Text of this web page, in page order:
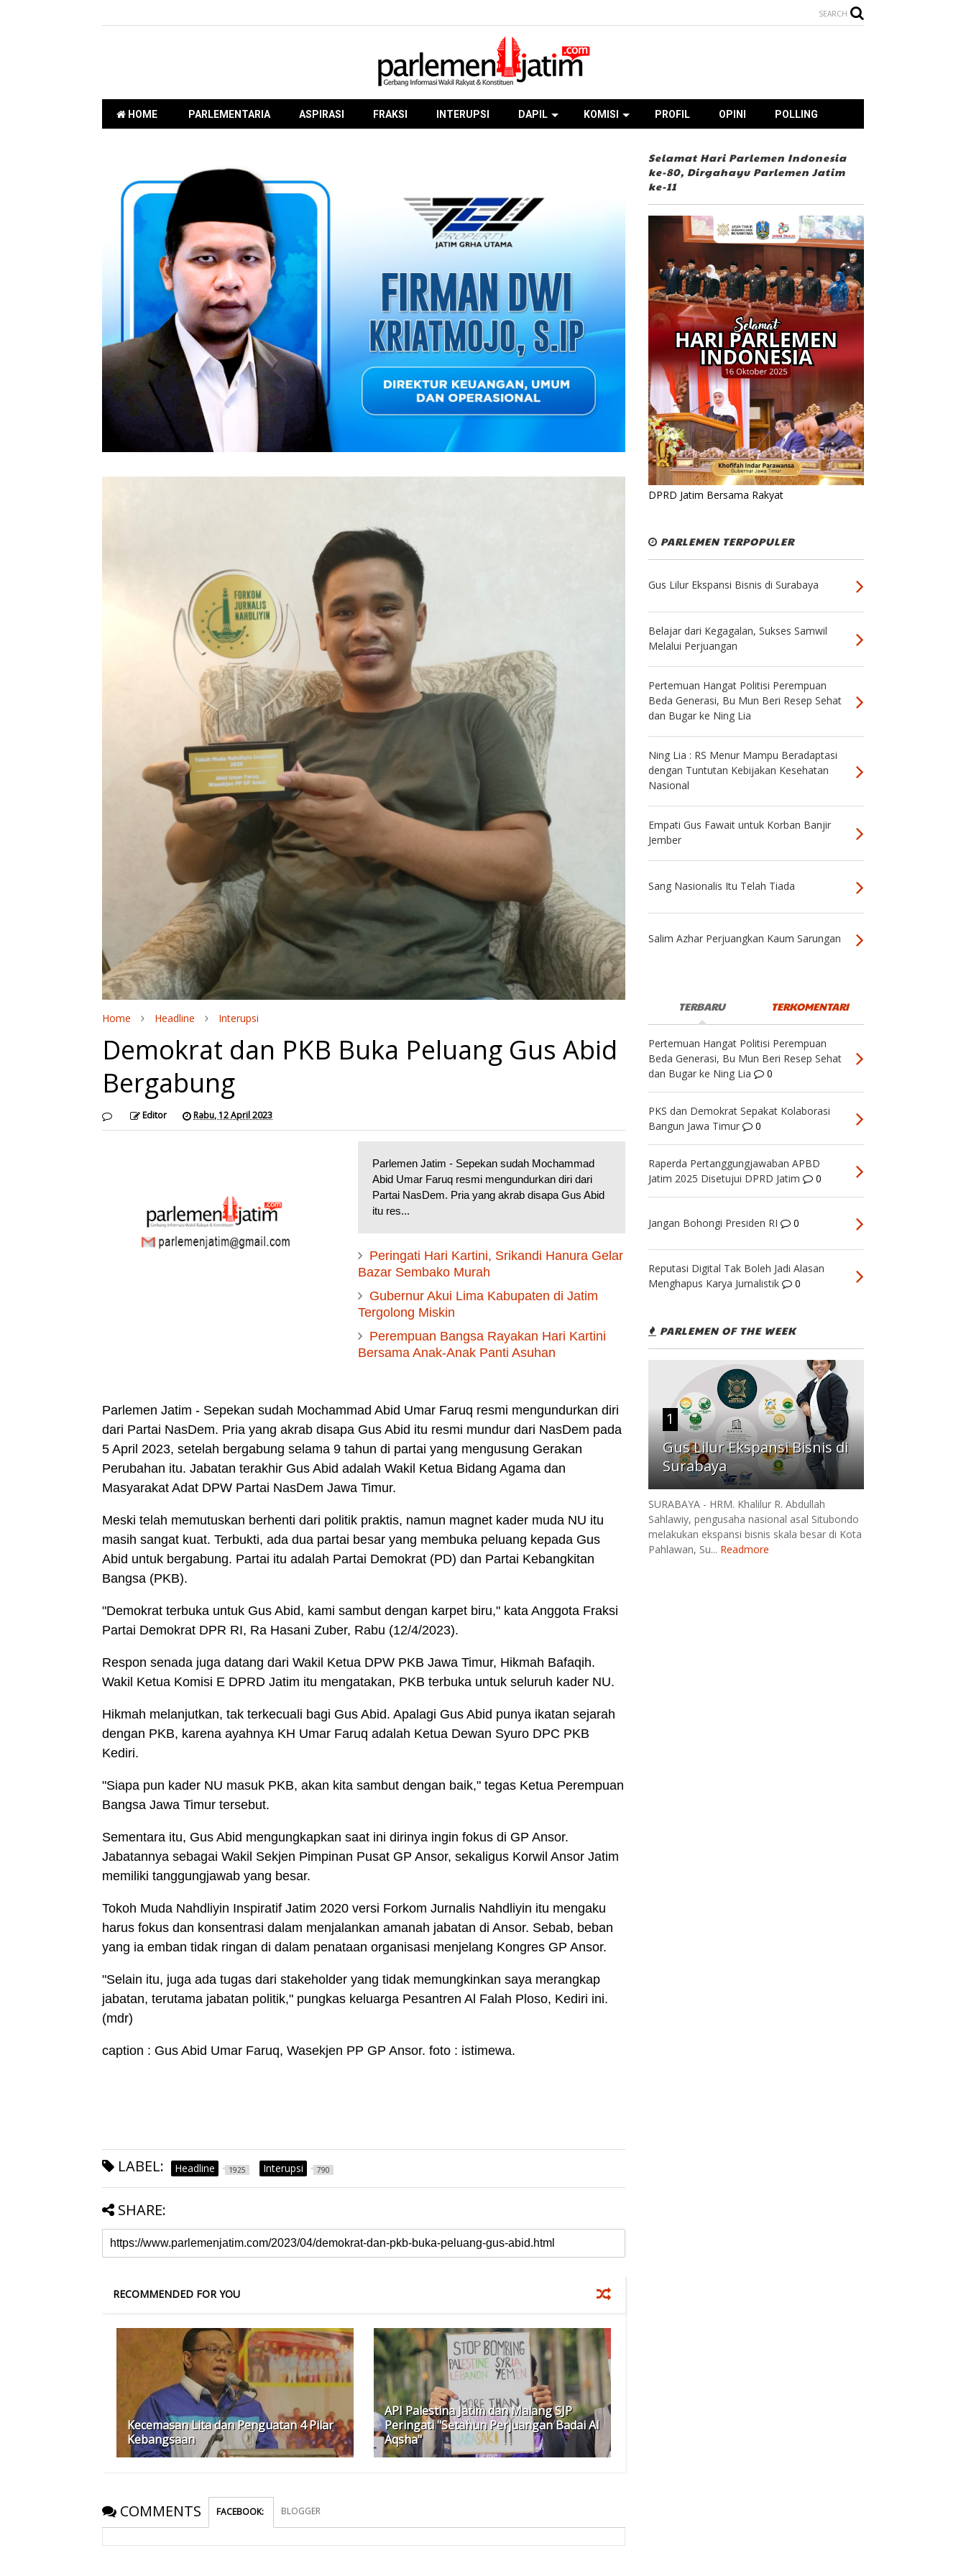
SEARCH
HOME PARLEMENTARIA ASPIRASI FRAKSI INTERUPSI DAPIL KOMISI PROFIL OPINI POLLING
Home Headline Interupsi
Demokrat dan PKB Buka Peluang Gus Abid
Bergabung
Editor Rabu, 12 April 2023
Parlemen Jatim - Sepekan sudah Mochammad
Abid Umar Faruq resmi mengundurkan diri dari
Partai NasDem. Pria yang akrab disapa Gus Abid
itu res...
Peringati Hari Kartini, Srikandi Hanura Gelar
Bazar Sembako Murah
Gubernur Akui Lima Kabupaten di Jatim
Tergolong Miskin
Perempuan Bangsa Rayakan Hari Kartini
Bersama Anak-Anak Panti Asuhan
Parlemen Jatim - Sepekan sudah Mochammad Abid Umar Faruq resmi mengundurkan diri
dari Partai NasDem. Pria yang akrab disapa Gus Abid itu resmi mundur dari NasDem pada
5 April 2023, setelah bergabung selama 9 tahun di partai yang mengusung Gerakan
Perubahan itu. Jabatan terakhir Gus Abid adalah Wakil Ketua Bidang Agama dan
Masyarakat Adat DPW Partai NasDem Jawa Timur.
Meski telah memutuskan berhenti dari politik praktis, namun magnet kader muda NU itu
masih sangat kuat. Terbukti, ada dua partai besar yang membuka peluang kepada Gus
Abid untuk bergabung. Partai itu adalah Partai Demokrat (PD) dan Partai Kebangkitan
Bangsa (PKB).
"Demokrat terbuka untuk Gus Abid, kami sambut dengan karpet biru," kata Anggota Fraksi
Partai Demokrat DPR RI, Ra Hasani Zuber, Rabu (12/4/2023).
Respon senada juga datang dari Wakil Ketua DPW PKB Jawa Timur, Hikmah Bafaqih.
Wakil Ketua Komisi E DPRD Jatim itu mengatakan, PKB terbuka untuk seluruh kader NU.
Hikmah melanjutkan, tak terkecuali bagi Gus Abid. Apalagi Gus Abid punya ikatan sejarah
dengan PKB, karena ayahnya KH Umar Faruq adalah Ketua Dewan Syuro DPC PKB
Kediri.
"Siapa pun kader NU masuk PKB, akan kita sambut dengan baik," tegas Ketua Perempuan
Bangsa Jawa Timur tersebut.
Sementara itu, Gus Abid mengungkapkan saat ini dirinya ingin fokus di GP Ansor.
Jabatannya sebagai Wakil Sekjen Pimpinan Pusat GP Ansor, sekaligus Korwil Ansor Jatim
memiliki tanggungjawab yang besar.
Tokoh Muda Nahdliyin Inspiratif Jatim 2020 versi Forkom Jurnalis Nahdliyin itu mengaku
harus fokus dan konsentrasi dalam menjalankan amanah jabatan di Ansor. Sebab, beban
yang ia emban tidak ringan di dalam penataan organisasi menjelang Kongres GP Ansor.
"Selain itu, juga ada tugas dari stakeholder yang tidak memungkinkan saya merangkap
jabatan, terutama jabatan politik," pungkas keluarga Pesantren Al Falah Ploso, Kediri ini.
(mdr)
caption : Gus Abid Umar Faruq, Wasekjen PP GP Ansor. foto : istimewa.
LABEL: Headline 1925 Interupsi 790
SHARE:
RECOMMENDED FOR YOU
Kecemasan Lita dan Penguatan 4 Pilar
Kebangsaan
API Palestina Jatim dan Malang SJP
Peringati "Setahun Perjuangan Badai Al
Aqsha"
COMMENTS FACEBOOK: BLOGGER
Selamat Hari Parlemen Indonesia
ke-80, Dirgahayu Parlemen Jatim
ke-11
DPRD Jatim Bersama Rakyat
PARLEMEN TERPOPULER
Gus Lilur Ekspansi Bisnis di Surabaya
Belajar dari Kegagalan, Sukses Samwil
Melalui Perjuangan
Pertemuan Hangat Politisi Perempuan
Beda Generasi, Bu Mun Beri Resep Sehat
dan Bugar ke Ning Lia
Ning Lia : RS Menur Mampu Beradaptasi
dengan Tuntutan Kebijakan Kesehatan
Nasional
Empati Gus Fawait untuk Korban Banjir
Jember
Sang Nasionalis Itu Telah Tiada
Salim Azhar Perjuangkan Kaum Sarungan
TERBARU TERKOMENTARI
Pertemuan Hangat Politisi Perempuan
Beda Generasi, Bu Mun Beri Resep Sehat
dan Bugar ke Ning Lia
0
PKS dan Demokrat Sepakat Kolaborasi
Bangun Jawa Timur
0
Raperda Pertanggungjawaban APBD
Jatim 2025 Disetujui DPRD Jatim
0
Jangan Bohongi Presiden RI 0
Reputasi Digital Tak Boleh Jadi Alasan
Menghapus Karya Jurnalistik
0
PARLEMEN OF THE WEEK
1
Gus Lilur Ekspansi Bisnis di
Surabaya
SURABAYA - HRM. Khalilur R. Abdullah
Sahlawiy, pengusaha nasional asal Situbondo
melakukan ekspansi bisnis skala besar di Kota
Pahlawan, Su... Readmore